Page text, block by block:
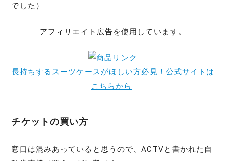
でした）
アフィリエイト広告を使用しています。
長持ちするスーツケースがほしい方必見！公式サイトは
こちらから
チケットの買い方
窓口は混みあっていると思うので、ACTVと書かれた自